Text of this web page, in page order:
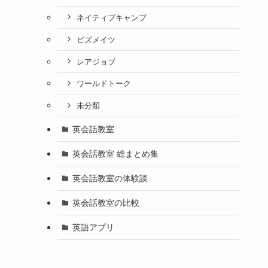
ネイティブキャンプ
ビズメイツ
レアジョブ
ワールドトーク
未分類
英会話教室
英会話教室 総まとめ集
英会話教室の体験談
英会話教室の比較
英語アプリ